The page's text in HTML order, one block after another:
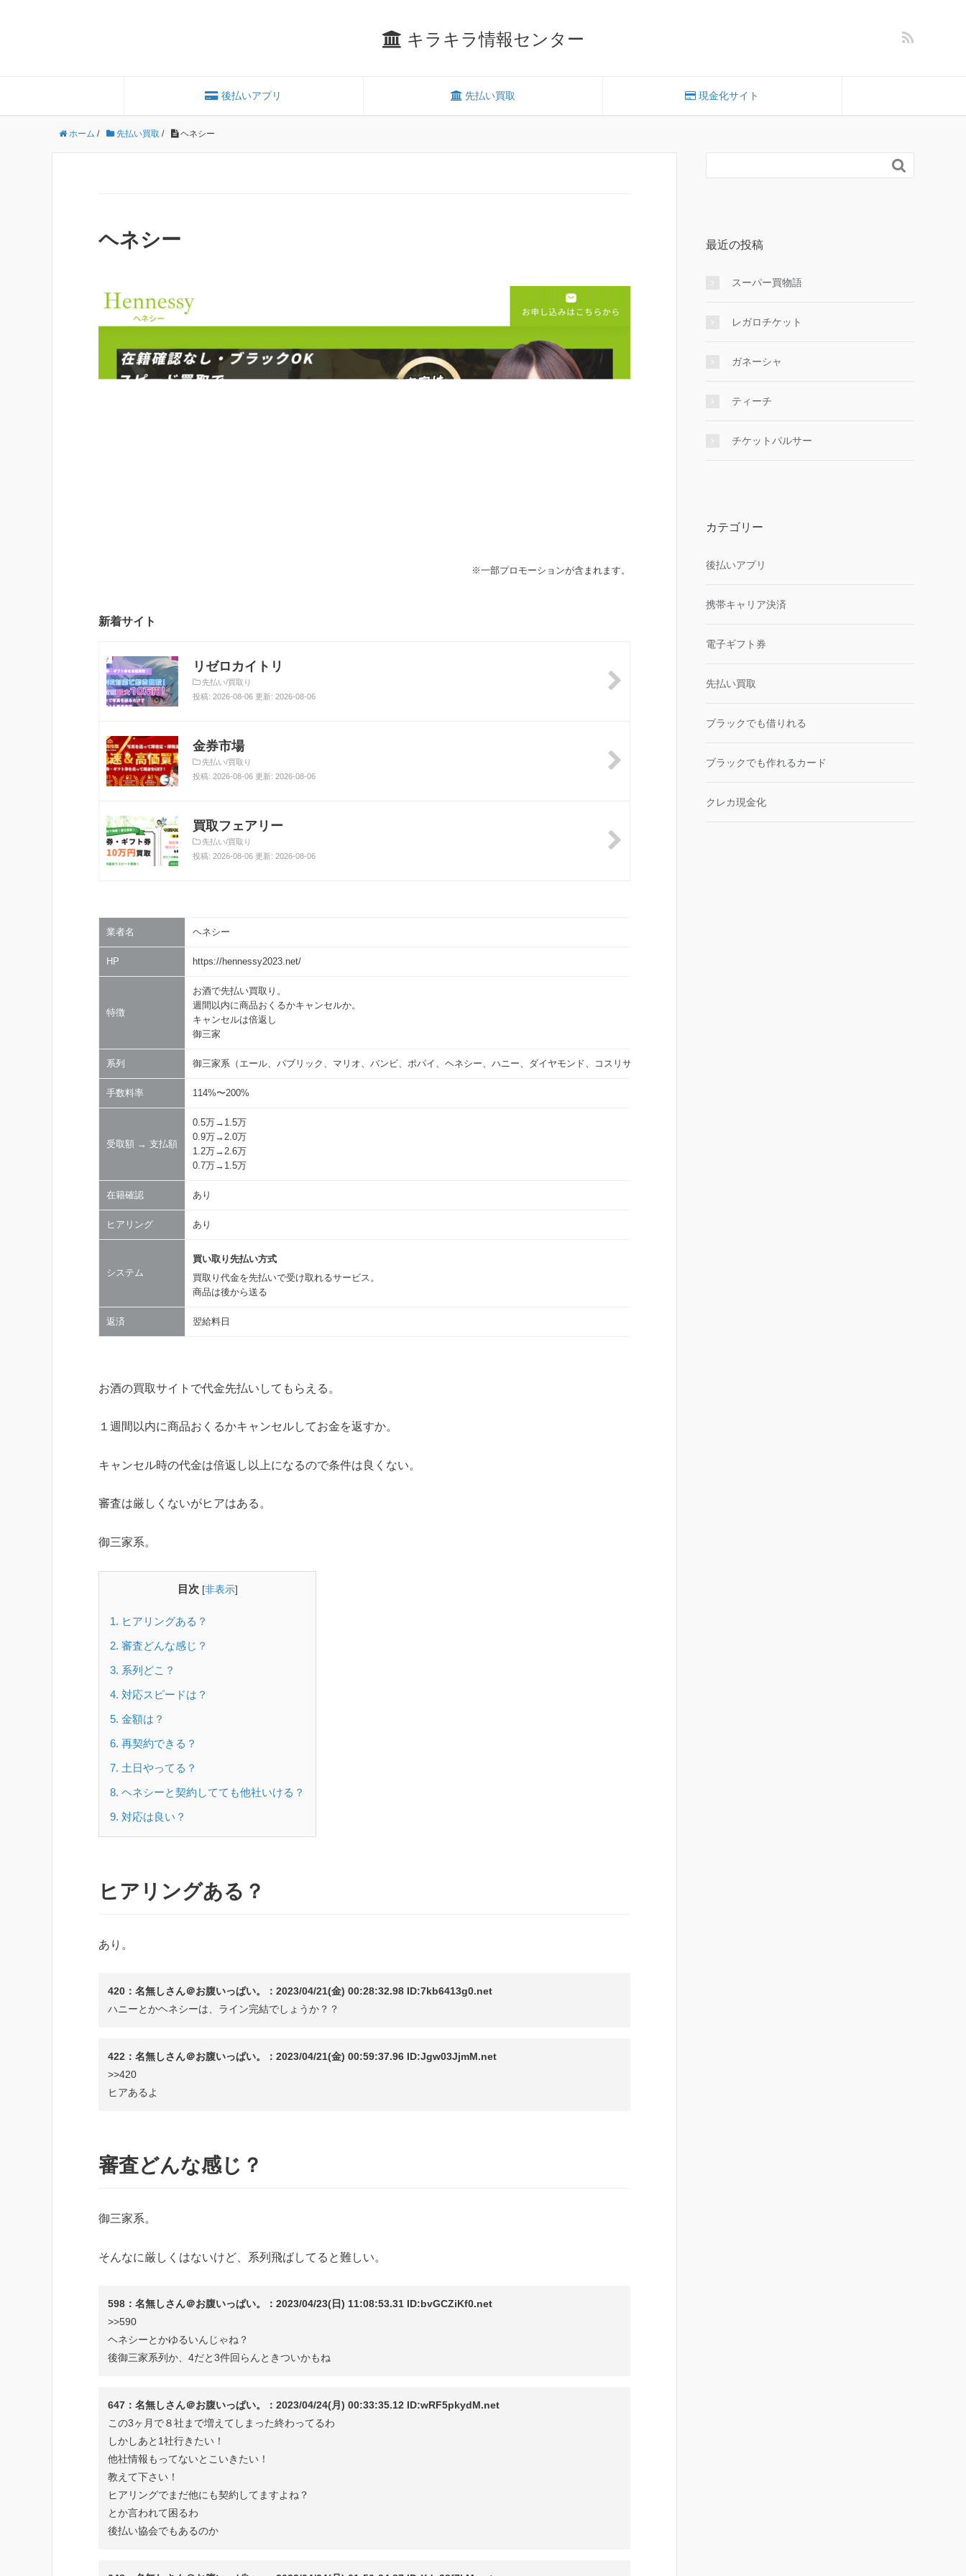
キラキラ情報センター
後払いアプリ 先払い買取 現金化サイト
ホーム / 先払い買取 / ヘネシー
ヘネシー
※一部プロモーションが含まれます。
新着サイト
リゼロカイトリ
先払い/買取り
投稿: 2026-08-06 更新: 2026-08-06
金券市場
先払い/買取り
投稿: 2026-08-06 更新: 2026-08-06
買取フェアリー
先払い/買取り
投稿: 2026-08-06 更新: 2026-08-06
業者名 ヘネシー
HP https://hennessy2023.net/
特徴
お酒で先払い買取り。
週間以内に商品おくるかキャンセルか。
キャンセルは倍返し
御三家
系列 御三家系（エール、パブリック、マリオ、バンビ、ポパイ、ヘネシー、ハニー、ダイヤモンド、コスリサ）
手数料率 114%〜200%
受取額 → 支払額
0.5万→1.5万
0.9万→2.0万
1.2万→2.6万
0.7万→1.5万
在籍確認 あり
ヒアリング あり
システム
買い取り先払い方式
買取り代金を先払いで受け取れるサービス。
商品は後から送る
返済 翌給料日
お酒の買取サイトで代金先払いしてもらえる。
１週間以内に商品おくるかキャンセルしてお金を返すか。
キャンセル時の代金は倍返し以上になるので条件は良くない。
審査は厳しくないがヒアはある。
御三家系。
目次 [非表示]
1
ヒアリングある？
2 審査どんな感じ？
3 系列どこ？
4 対応スピードは？
5 金額は？
6 再契約できる？
7 土日やってる？
8 ヘネシーと契約してても他社いける？
9 対応は良い？
ヒアリングある？
あり。
420：名無しさん＠お腹いっぱい。：2023/04/21(金) 00:28:32.98 ID:7kb6413g0.net
ハニーとかヘネシーは、ライン完結でしょうか？？
422：名無しさん＠お腹いっぱい。：2023/04/21(金) 00:59:37.96 ID:Jgw03JjmM.net
>>420
ヒアあるよ
審査どんな感じ？
御三家系。
そんなに厳しくはないけど、系列飛ばしてると難しい。
598：名無しさん＠お腹いっぱい。：2023/04/23(日) 11:08:53.31 ID:bvGCZiKf0.net
>>590
ヘネシーとかゆるいんじゃね？
後御三家系列か、4だと3件回らんときついかもね
647：名無しさん＠お腹いっぱい。：2023/04/24(月) 00:33:35.12 ID:wRF5pkydM.net
この3ヶ月で８社まで増えてしまった終わってるわ
しかしあと1社行きたい！
他社情報もってないとこいきたい！
教えて下さい！
ヒアリングでまだ他にも契約してますよね？
とか言われて困るわ
後払い協会でもあるのか

最近の投稿
スーパー買物語
レガロチケット
ガネーシャ
ティーチ
チケットパルサー
カテゴリー
後払いアプリ
携帯キャリア決済
電子ギフト券
先払い買取
ブラックでも借りれる
ブラックでも作れるカード
クレカ現金化